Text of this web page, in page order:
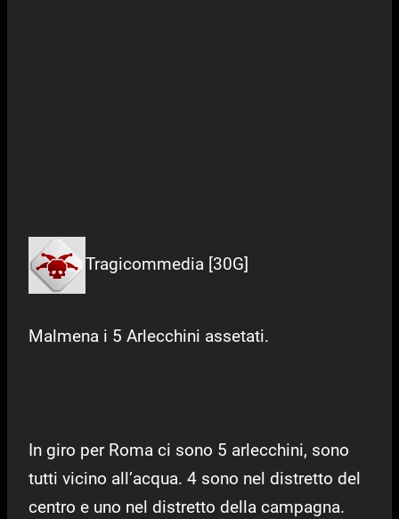
Tragicommedia [30G]
Malmena i 5 Arlecchini assetati.
In giro per Roma ci sono 5 arlecchini, sono
tutti vicino all’acqua. 4 sono nel distretto del
centro e uno nel distretto della campagna.